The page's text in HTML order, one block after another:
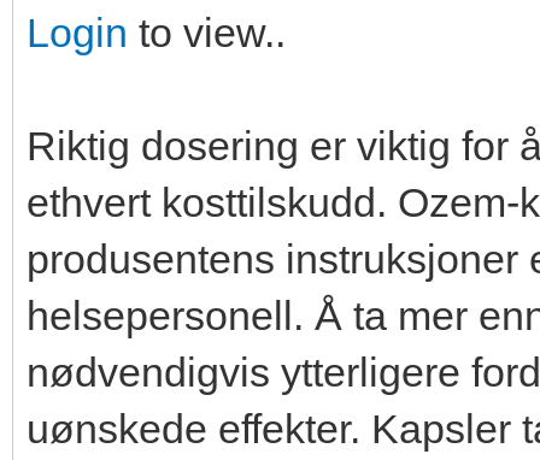
Login to view..
Riktig dosering er viktig for
ethvert kosttilskudd.
produsentens instruksjoner
helsepersonell. Å ta mer
nødvendigvis ytterligere
uønskede effekter. Kapsler